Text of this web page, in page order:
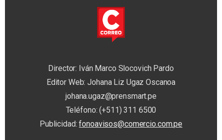
Director: Iván Marco Slocovich Pardo
Editor Web: Johana Liz Ugaz Oscanoa
johana.ugaz@prensmart.pe
Teléfono: (+511) 311 6500
Publicidad:fonoavisos@comercio.com.pe